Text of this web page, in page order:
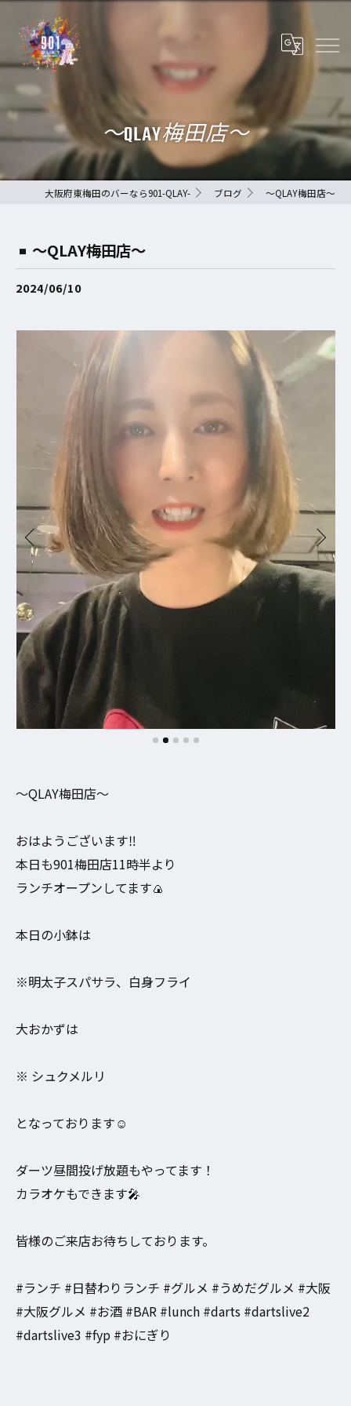
〜QLAY梅田店〜
大阪府東梅田のバーなら901-QLAY- ブログ 〜QLAY梅田店〜
〜QLAY梅田店〜
2024/06/10
〜QLAY梅田店〜
おはようございます‼︎
本日も901梅田店11時半より
ランチオープンしてます🍙
本日の小鉢は
※明太子スパサラ、白身フライ
大おかずは
※ シュクメルリ
となっております☺️
ダーツ昼間投げ放題もやってます！
カラオケもできます🎤
皆様のご来店お待ちしております。
#ランチ #日替わりランチ #グルメ #うめだグルメ #大阪
#大阪グルメ #お酒 #BAR #lunch #darts #dartslive2
#dartslive3 #fyp #おにぎり